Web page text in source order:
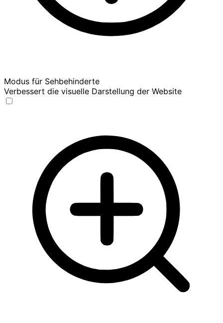
Modus für Sehbehinderte
Verbessert die visuelle Darstellung der Website